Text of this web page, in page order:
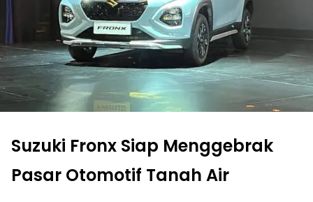
Suzuki Fronx Siap Menggebrak
Pasar Otomotif Tanah Air